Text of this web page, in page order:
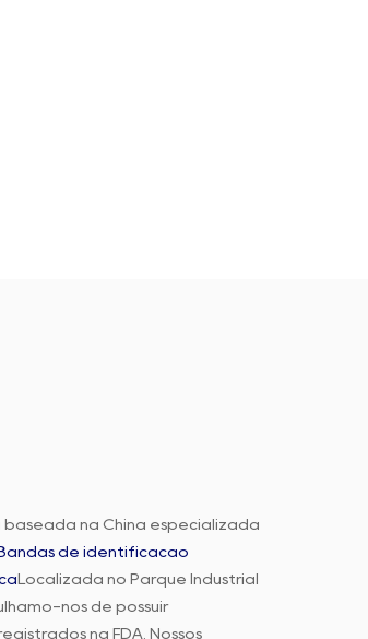
baseada na China especializada
de identificação
Localizada no Parque Industrial
nos de possuir
na FDA. Nossos